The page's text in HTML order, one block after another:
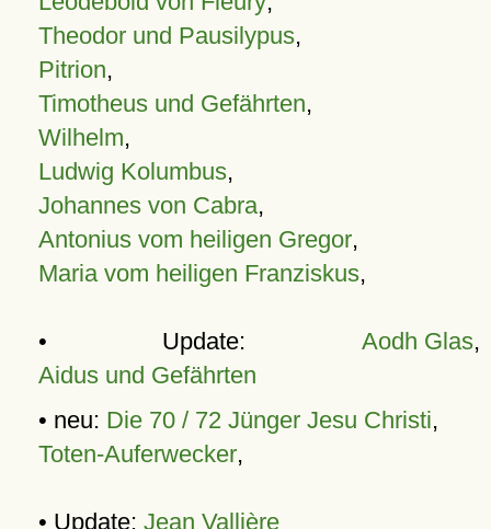
Theodor und Pausilypus,
Pitrion,
Timotheus und Gefährten,
Wilhelm,
Ludwig Kolumbus,
Johannes von Cabra,
Antonius vom heiligen Gregor,
Maria vom heiligen Franziskus,
• Update: Aodh Glas,
Aidus und Gefährten
• neu: Die 70 / 72 Jünger Jesu Christi,
Toten-Auferwecker,
• Update: Jean Vallière